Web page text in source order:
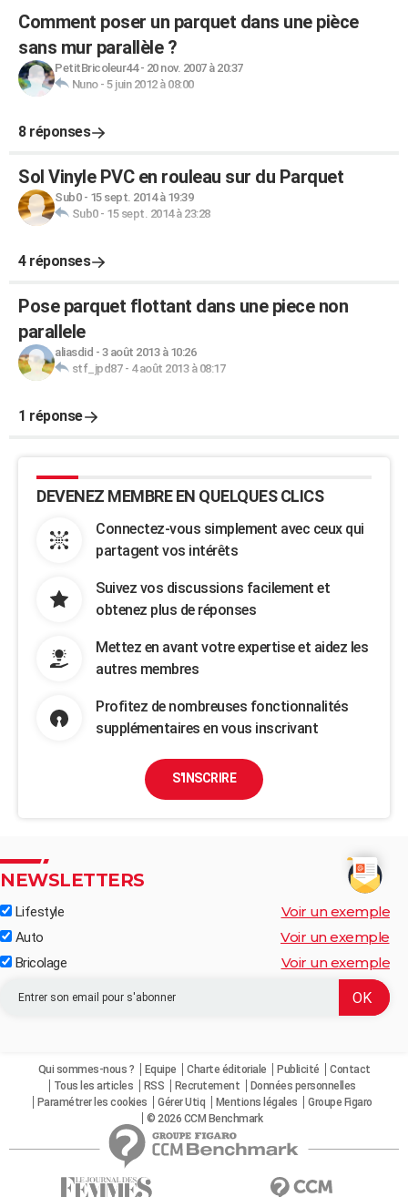
Comment poser un parquet dans une pièce
sans mur parallèle ?
PetitBricoleur44- 20 nov. 2007 à 20:37
Nuno- 5 juin 2012 à 08:00
8 réponses
Sol Vinyle PVC en rouleau sur du Parquet
Sub0- 15 sept. 2014 à 19:39
Sub0- 15 sept. 2014 à 23:28
4 réponses
Pose parquet flottant dans une piece non
parallele
aliasdid - 3 août 2013 à 10:26
stf_jpd87- 4 août 2013 à 08:17
1 réponse
DEVENEZ MEMBRE EN QUELQUES CLICS
Connectez-vous simplement avec ceux qui
partagent vos intérêts
Suivez vos discussions facilement et
obtenez plus de réponses
Mettez en avant votre expertise et aidez les
autres membres
Profitez de nombreuses fonctionnalités
supplémentaires en vous inscrivant
S'INSCRIRE
NEWSLETTERS
Lifestyle Voir un exemple
Auto Voir un exemple
Bricolage Voir un exemple
Qui sommes-nous ? Equipe Charte éditoriale Publicité
Contact
Tous les articles
RSS Recrutement
Données personnelles
Paramétrer les cookies
Gérer Utiq Mentions légales
Groupe Figaro
© 2026 CCM Benchmark